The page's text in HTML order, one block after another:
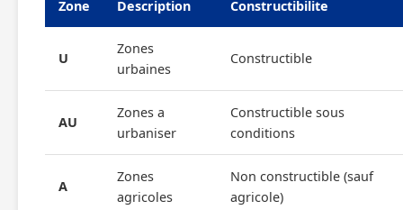
Zone Description Constructibilite
U
Zones
urbaines
Constructible
AU
Zones a
urbaniser
Constructible sous
conditions
A
Zones
agricoles
Non constructible (sauf
agricole)